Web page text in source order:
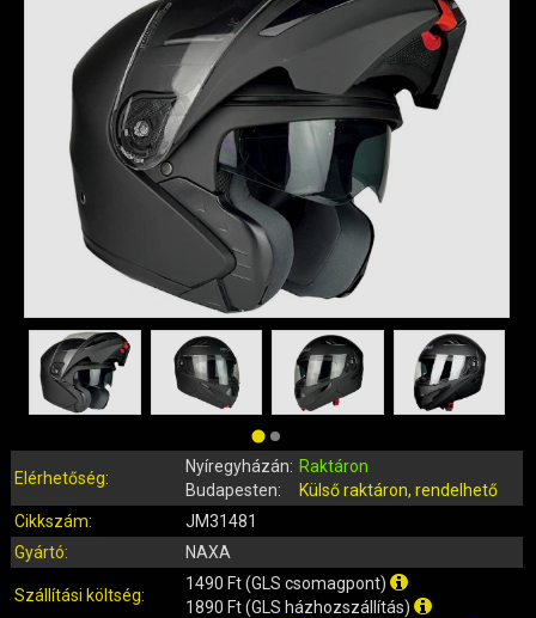
ROBBANÓMOTOROS KERÉKPÁR ALKATRÉSZEK
SIMSON ALKATRÉSZEK
AKKUMULÁTOR (ROBOGÓ, MOPED, QUAD)
BERÚGÓ ALKATRÉSZEK (ROBOGÓ, MOPED, QUAD)
BOWDENEK, SPIRÁLOK
CSAPÁGYAK, SZIMERINGEK
DOBOZOK, BOXOK, CSOMAGTARTÓK
DONGÓ MOTOR ALKATRÉSZEK
ELEKTROMOS ALKATRÉSZEK
ELEKTROMOS KERÉKPÁR ALKATRÉSZEK
FÉKRENDSZER ÉS ALKATRÉSZEI
FELNI (MOTOR, QUAD)
GUMIK, BELSŐK (ROBOGÓ, QUAD, MOPED)
GYERTYÁK, PIPÁK
IDOMOK, BURKOLATOK, ÜLÉSEK
IRÁNYJELZŐ
IZZÓ (ROBOGÓ, QUAD, MOTOR)
KARBURÁTOROK ÉS ALKATRÉSZEIK
Elérhetőség:
Nyíregyházán: Raktáron
Budapesten:
Külső raktáron, rendelhető
Cikkszám:
JM31481
Gyártó:
NAXA
Szállítási költség:
1490 Ft (GLS csomagpont)
1890 Ft (GLS házhozszállítás)